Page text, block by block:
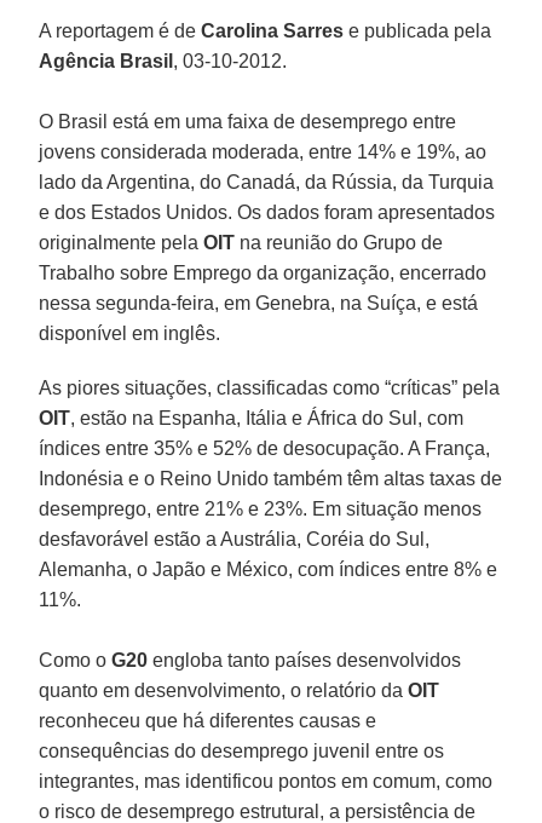
A reportagem é deCarolina Sarrese publicada pela
Agência Brasil , 03-10-2012.
O Brasil está em uma faixa de desemprego entre
jovens considerada moderada, entre 14% e 19%, ao
lado da Argentina, do Canadá, da Rússia, da Turquia
e dos Estados Unidos. Os dados foram apresentados
originalmente pelaOIT na reunião do Grupo de
Trabalho sobre Emprego da organização, encerrado
nessa segunda-feira, em Genebra, na Suíça, e está
disponível em inglês.
As piores situações, classificadas como “críticas” pela
OIT, estão na Espanha, Itália e África do Sul, com
índices entre 35% e 52% de desocupação. A França,
Indonésia e o Reino Unido também têm altas taxas de
desemprego, entre 21% e 23%. Em situação menos
desfavorável estão a Austrália, Coréia do Sul,
Alemanha, o Japão e México, com índices entre 8% e
11%.
Como oG20engloba tanto países desenvolvidos
quanto em desenvolvimento, o relatório daOIT
reconheceu que há diferentes causas e
consequências do desemprego juvenil entre os
integrantes, mas identificou pontos em comum, como
o risco de desemprego estrutural, a persistência de